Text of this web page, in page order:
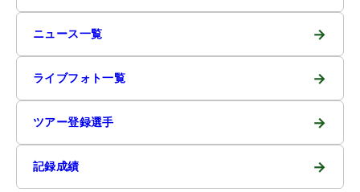
ニュース一覧 →
ライブフォト一覧 →
ツアー登録選手 →
記録成績 →